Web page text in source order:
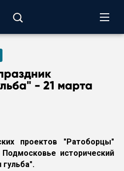
- 21 марта
проектов "Ратоборцы"
исторический
гульба".